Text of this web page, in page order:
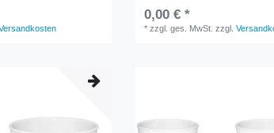
0,00 € *
*zzgl. ges. MwSt. zzgl.